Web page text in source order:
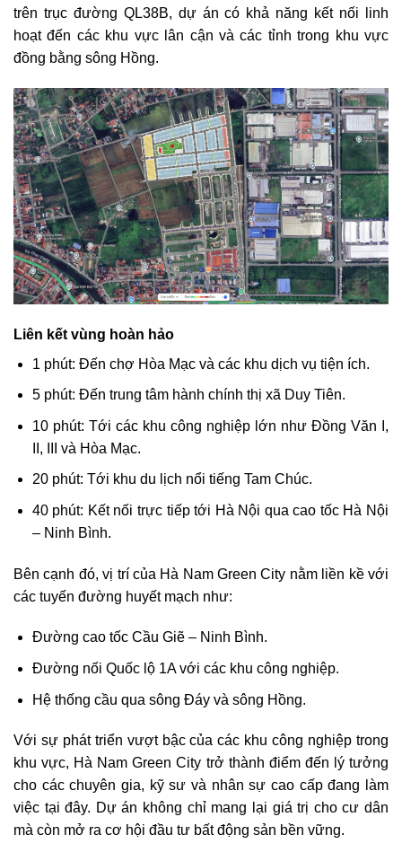
trên trục đường QL38B, dự án có khả năng kết nối linh
hoạt đến các khu vực lân cận và các tỉnh trong khu vực
đồng bằng sông Hồng.
Liên kết vùng hoàn hảo
1 phút: Đến chợ Hòa Mạc và các khu dịch vụ tiện ích.
5 phút: Đến trung tâm hành chính thị xã Duy Tiên.
10 phút: Tới các khu công nghiệp lớn như Đồng Văn I,
II, III và Hòa Mạc.
20 phút: Tới khu du lịch nổi tiếng Tam Chúc.
40 phút: Kết nối trực tiếp tới Hà Nội qua cao tốc Hà Nội
– Ninh Bình.
Bên cạnh đó, vị trí của Hà Nam Green City nằm liền kề với
các tuyến đường huyết mạch như:
Đường cao tốc Cầu Giẽ – Ninh Bình.
Đường nối Quốc lộ 1A với các khu công nghiệp.
Hệ thống cầu qua sông Đáy và sông Hồng.
Với sự phát triển vượt bậc của các khu công nghiệp trong
khu vực, Hà Nam Green City trở thành điểm đến lý tưởng
cho các chuyên gia, kỹ sư và nhân sự cao cấp đang làm
việc tại đây. Dự án không chỉ mang lại giá trị cho cư dân
mà còn mở ra cơ hội đầu tư bất động sản bền vững.